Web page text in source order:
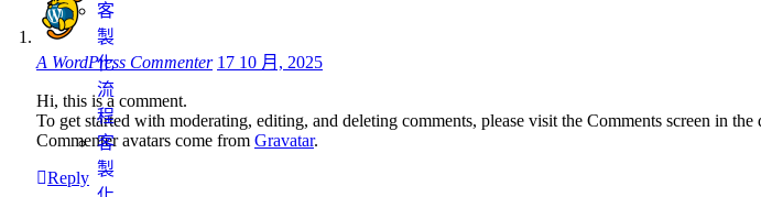
客
製
化
流
程
客
製
A WordPress Commenter 17 10 月, 2025
Hi, this is a comment.
To get started with moderating, editing, and deleting comments, please visit the Comments screen in the
Commenter avatars come from Gravatar.
Reply